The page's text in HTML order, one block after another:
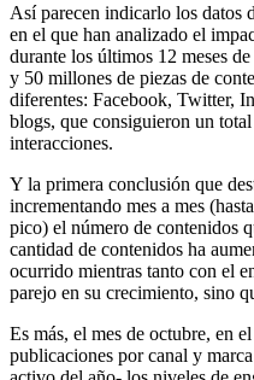
Así parecen indicarlo los datos
en el que han analizado el
durante los últimos 12 meses
y 50 millones de piezas de
diferentes: Facebook, Twitter,
blogs, que consiguieron un
interacciones.
Y la primera conclusión que
incrementando mes a mes
pico) el número de contenidos
cantidad de contenidos ha
ocurrido mientras tanto con el
parejo en su crecimiento, sino
Es más, el mes de octubre, en
publicaciones por canal y